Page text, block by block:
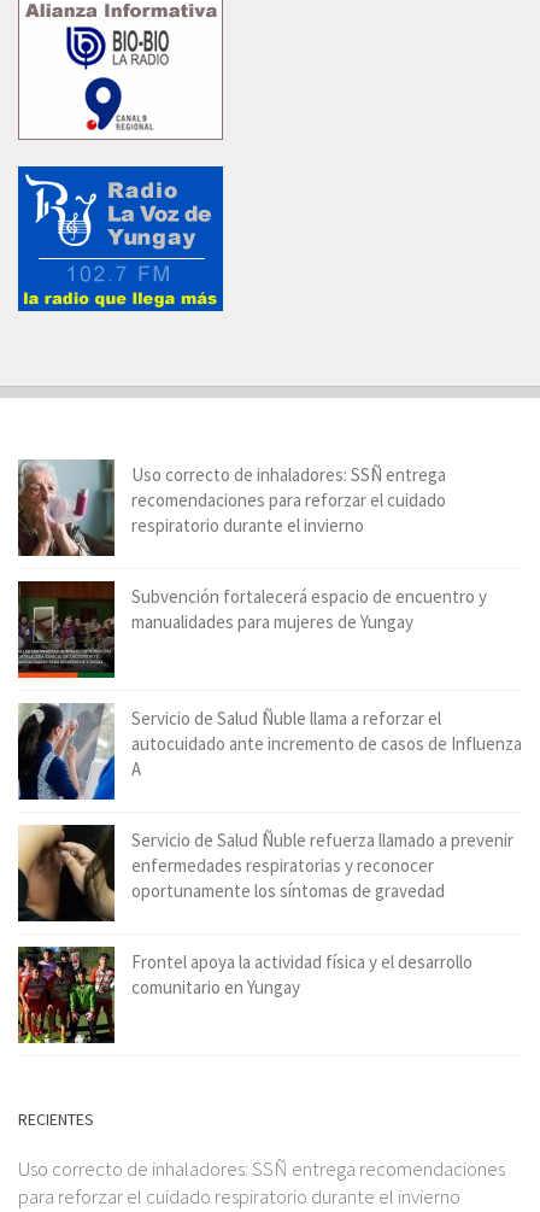
Uso correcto de inhaladores: SSÑ entrega
recomendaciones para reforzar el cuidado
respiratorio durante el invierno
Subvención fortalecerá espacio de encuentro y
manualidades para mujeres de Yungay
Servicio de Salud Ñuble llama a reforzar el
autocuidado ante incremento de casos de Influenza
A
Servicio de Salud Ñuble refuerza llamado a prevenir
enfermedades respiratorias y reconocer
oportunamente los síntomas de gravedad
Frontel apoya la actividad física y el desarrollo
comunitario en Yungay
RECIENTES
Uso correcto de inhaladores: SSÑ entrega recomendaciones
para reforzar el cuidado respiratorio durante el invierno